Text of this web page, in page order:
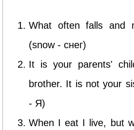
What often falls and
(snow - снег)
It is your parents'
brother. It is not your
- Я)
When I eat I live, but